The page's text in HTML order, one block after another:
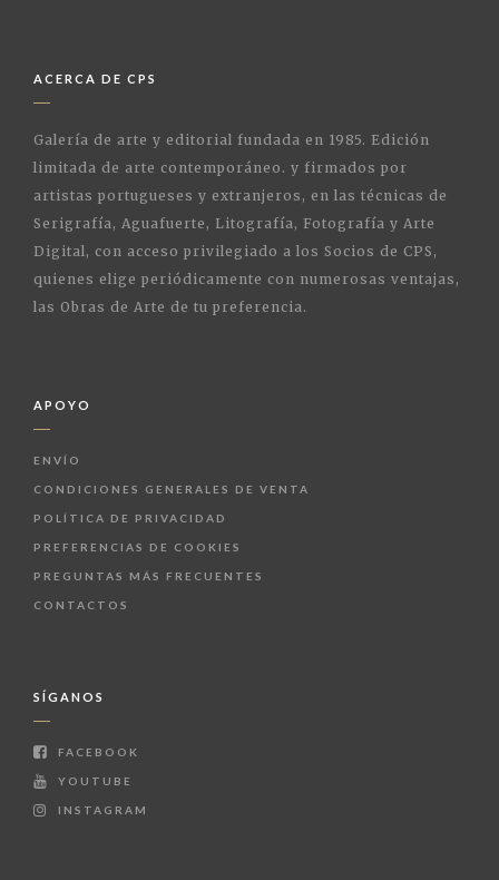
ACERCA DE CPS
Galería de arte y editorial fundada en 1985. Edición
limitada de arte contemporáneo. y firmados por
artistas portugueses y extranjeros, en las técnicas de
Serigrafía, Aguafuerte, Litografía, Fotografía y Arte
Digital, con acceso privilegiado a los Socios de CPS,
quienes elige periódicamente con numerosas ventajas,
las Obras de Arte de tu preferencia.
APOYO
ENVÍO
CONDICIONES GENERALES DE VENTA
POLÍTICA DE PRIVACIDAD
PREFERENCIAS DE COOKIES
PREGUNTAS MÁS FRECUENTES
CONTACTOS
SÍGANOS
FACEBOOK
YOUTUBE
INSTAGRAM